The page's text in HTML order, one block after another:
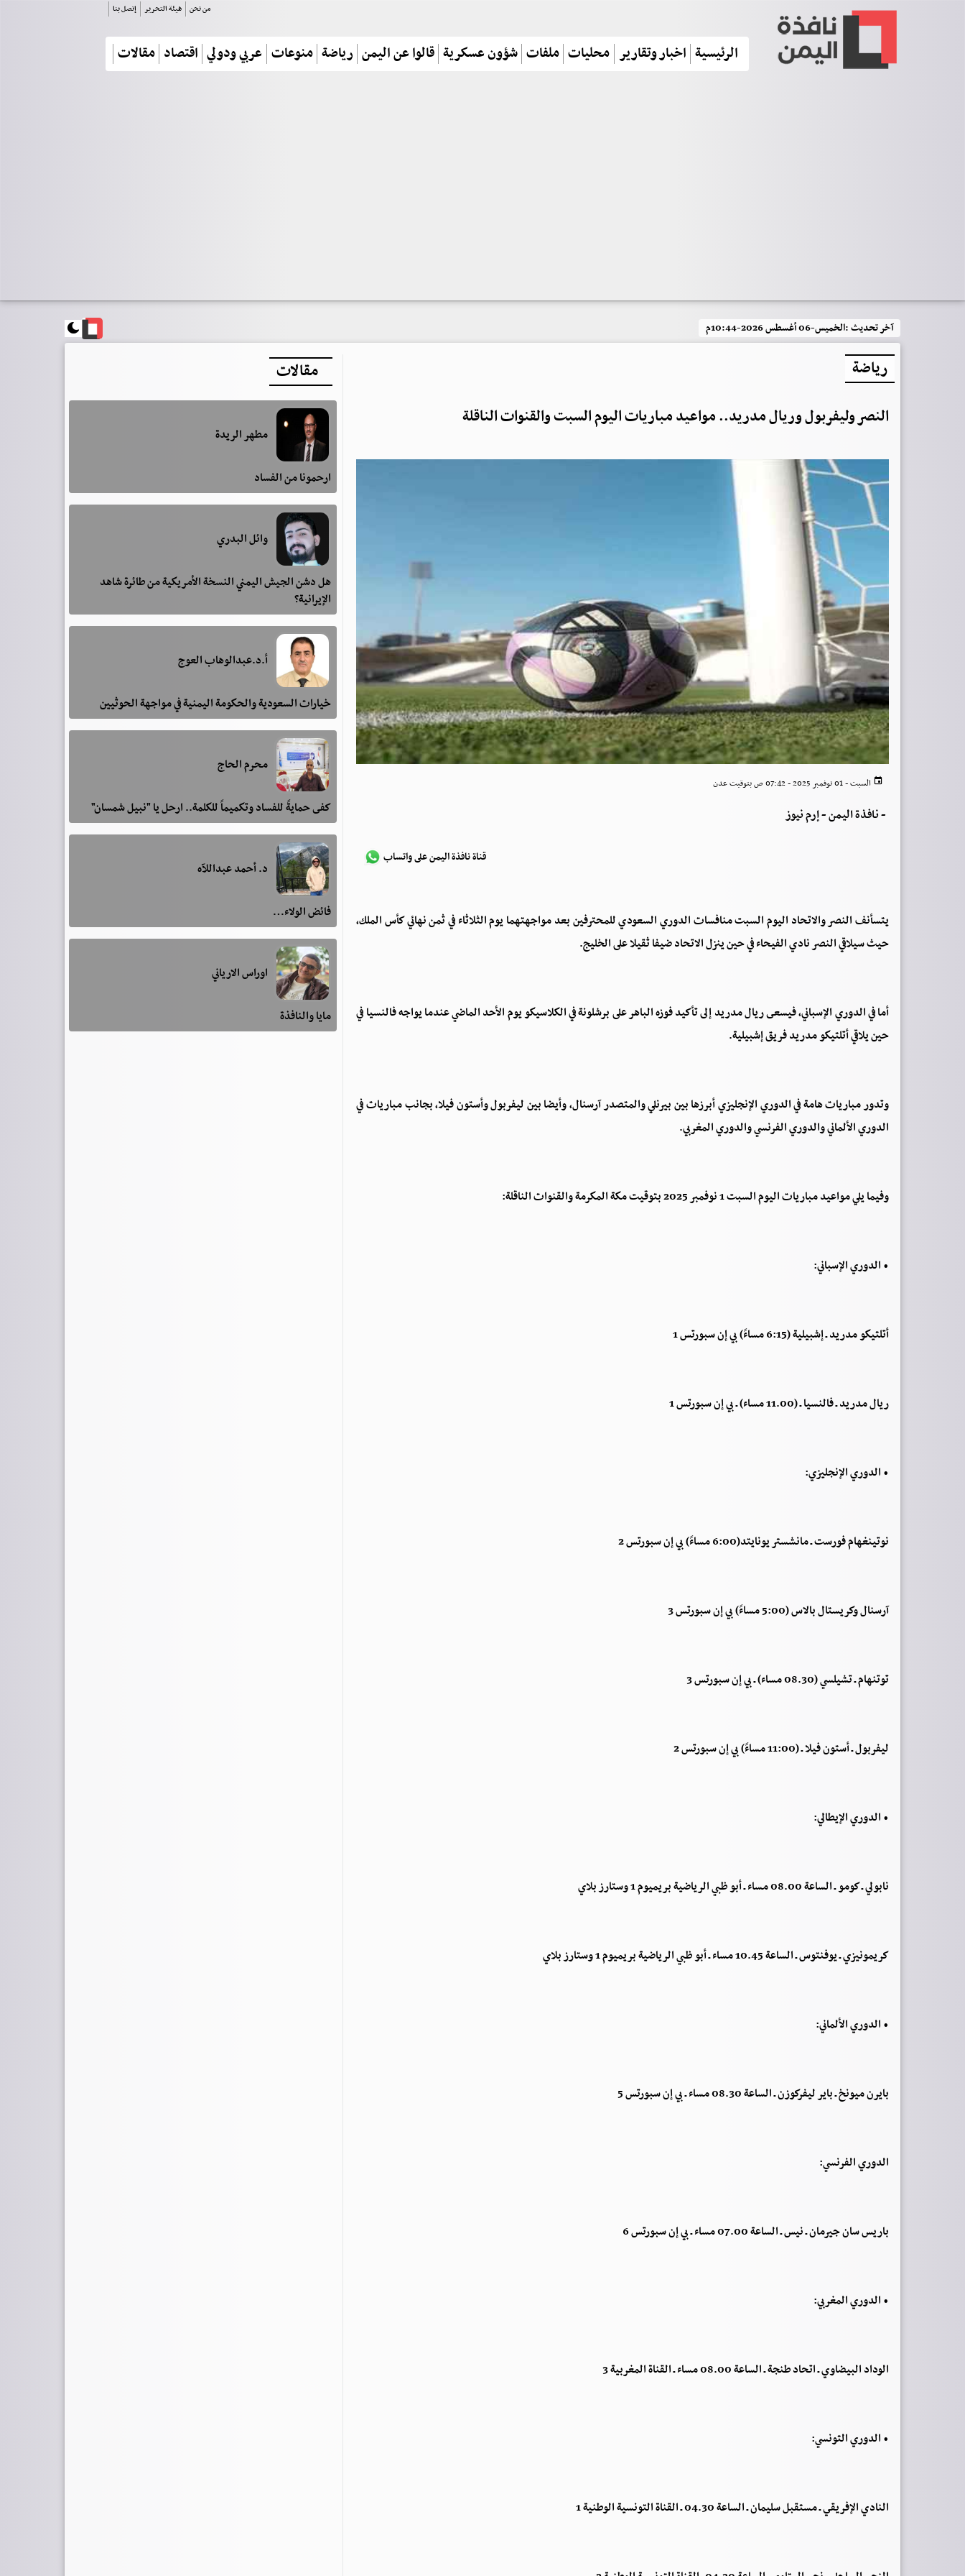
من نحن هيئة التحرير إتصل بنا
الرئيسية اخبار وتقارير محليات ملفات شؤون عسكرية قالوا عن اليمن رياضة منوعات عربي ودولي اقتصاد مقالات
آخر تحديث :الخميس-06 أغسطس 2026-10:44م
رياضة
النصر وليفربول وريال مدريد.. مواعيد مباريات اليوم السبت والقنوات الناقلة
السبت - 01 نوفمبر 2025 - 07:42 ص بتوقيت عدن
-نافذة اليمن - إرم نيوز
قناة نافذة اليمن على واتساب
يتسأنف النصر والاتحاد اليوم السبت منافسات الدوري السعودي للمحترفين بعد مواجهتهما يوم الثلاثاء في ثمن نهائي كأس الملك،
حيث سيلاقي النصر نادي الفيحاء في حين ينزل الاتحاد ضيفا ثقيلا على الخليج.
أما في الدوري الإسباني، فيسعى ريال مدريد إلى تأكيد فوزه الباهر على برشلونة في الكلاسيكو يوم الأحد الماضي عندما يواجه فالنسيا في
حين يلاقي أتلتيكو مدريد فريق إشبيلية.
وتدور مباريات هامة في الدوري الإنجليزي أبرزها بين بيرنلي والمتصدر آرسنال، وأيضا بين ليفربول وأستون فيلا، بجانب مباريات في
الدوري الألماني والدوري الفرنسي والدوري المغربي.
وفيما يلي مواعيد مباريات اليوم السبت 1 نوفمبر 2025 بتوقيت مكة المكرمة والقنوات الناقلة:
• الدوري الإسباني:
أتلتيكو مدريد ـ إشبيلية (6:15 مساءً) بي إن سبورتس 1
ريال مدريد ـ فالنسيا ـ (11.00 مساء) ـ بي إن سبورتس 1
• الدوري الإنجليزي:
نوتينغهام فورست ـ مانشستر يونايتد(6:00 مساءً) بي إن سبورتس 2
آرسنال وكريستال بالاس (5:00 مساءً) بي إن سبورتس 3
توتنهام ـ تشيلسي (08.30 مساء) ـ بي إن سبورتس 3
ليفربول ـ أستون فيلا ـ (11:00 مساءً) بي إن سبورتس 2
• الدوري الإيطالي:
نابولي ـ كومو ـ الساعة 08.00 مساء ـ أبو ظبي الرياضية بريميوم 1 وستارز بلاي
كريمونيزي ـ يوفنتوس ـ الساعة 10.45 مساء ـ أبو ظبي الرياضية بريميوم 1 وستارز بلاي
• الدوري الألماني:
بايرن ميونخ ـ باير ليفركوزن ـ الساعة 08.30 مساء ـ بي إن سبورتس 5
الدوري الفرنسي:
باريس سان جيرمان ـ نيس ـ الساعة 07.00 مساء ـ بي إن سبورتس 6
• الدوري المغربي:
الوداد البيضاوي ـ اتحاد طنجة ـ الساعة 08.00 مساء ـ القناة المغربية 3
• الدوري التونسي:
النادي الإفريقي ـ مستقبل سليمان ـ الساعة 04.30 ـ القناة التونسية الوطنية 1
مقالات
مطهر الريدة
ارحمونا من الفساد
وائل البدري
هل دشن الجيش اليمني النسخة الأمريكية من طائرة شاهد
الإيرانية؟
أ.د.عبدالوهاب العوج
خيارات السعودية والحكومة اليمنية في مواجهة الحوثيين
محرم الحاج
كفى حمايةً للفساد وتكميماً للكلمة.. ارحل يا "نبيل شمسان"
د. أحمد عبداللآه
فائض الولاء…
اوراس الارياني
مايا والنافذة